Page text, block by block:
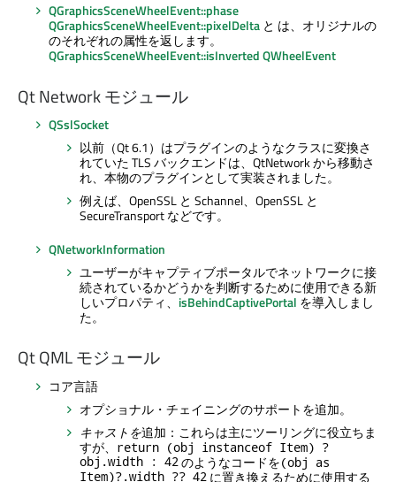
QGraphicsSceneWheelEvent::phase
QGraphicsSceneWheelEvent::pixelDelta と は、オリジナルの
のそれぞれの属性を返します。
QGraphicsSceneWheelEvent::isInvertedQWheelEvent
Qt Networkモジュール
QSslSocket
以前（Qt 6.1）はプラグインのようなクラスに変換さ
れていた TLS バックエンドは、QtNetwork から移動さ
れ、本物のプラグインとして実装されました。
例えば、OpenSSL と Schannel、OpenSSL と
SecureTransport などです。
QNetworkInformation
ユーザーがキャプティブポータルでネットワークに接
続されているかどうかを判断するために使用できる新
しいプロパティ、 isBehindCaptivePortal を導入しまし
た。
Qt QML モジュール
コア言語
オプショナル・チェイニングのサポートを追加。
キャストを追加：これらは主にツーリングに役立ちま
すが、 return (obj instanceof Item) ?
obj.width : 42のようなコードを(obj as
Item)?.width ?? 42に置き換えるために使用する